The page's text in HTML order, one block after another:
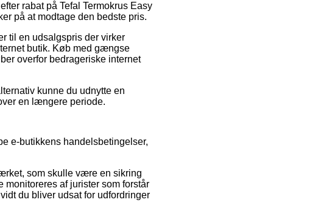
rabat på Tefal Termokrus Easy
på at modtage den bedste pris.
til en udsalgspris der virker
butik. Køb med gængse
overfor bedrageriske internet
kunne du udnytte en
en længere periode.
e-butikkens handelsbetingelser,
som skulle være en sikring
monitoreres af jurister som forstår
du bliver udsat for udfordringer